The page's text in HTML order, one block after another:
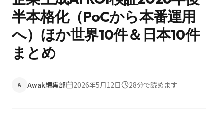
半本格化（PoCから本番運用
へ）ほか世界10件＆日本10件
まとめ
A Awak編集部 2026年5月12日 28分で読めます